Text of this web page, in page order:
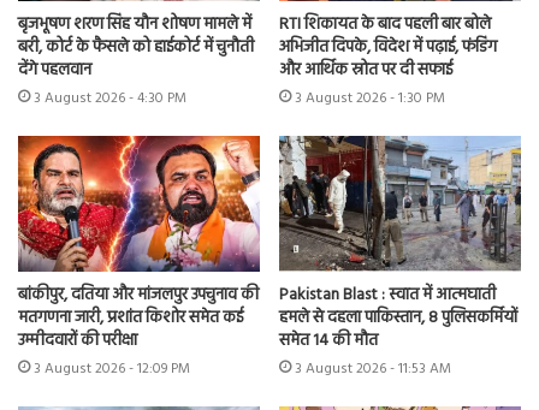
बृजभूषण शरण सिंह यौन शोषण मामले में
बरी, कोर्ट के फैसले को हाईकोर्ट में चुनौती
देंगे पहलवान
3 August 2026 - 4:30 PM
RTI शिकायत के बाद पहली बार बोले
अभिजीत दिपके, विदेश में पढ़ाई, फंडिंग
और आर्थिक स्रोत पर दी सफाई
3 August 2026 - 1:30 PM
बांकीपुर, दतिया और मांजलपुर उपचुनाव की
मतगणना जारी, प्रशांत किशोर समेत कई
उम्मीदवारों की परीक्षा
3 August 2026 - 12:09 PM
Pakistan Blast : स्वात में आत्मघाती
हमले से दहला पाकिस्तान, 8 पुलिसकर्मियों
समेत 14 की मौत
3 August 2026 - 11:53 AM